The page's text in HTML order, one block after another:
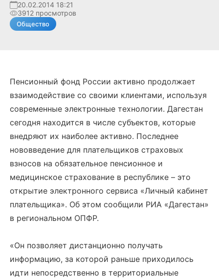
20.02.2014 18:21
3912 просмотров
Общество
Пенсионный фонд России активно продолжает
взаимодействие со своими клиентами, используя
современные электронные технологии. Дагестан
сегодня находится в числе субъектов, которые
внедряют их наиболее активно. Последнее
нововведение для плательщиков страховых
взносов на обязательное пенсионное и
медицинское страхование в республике – это
открытие электронного сервиса «Личный кабинет
плательщика». Об этом сообщили РИА «Дагестан»
в региональном ОПФР.
«Он позволяет дистанционно получать
информацию, за которой раньше приходилось
идти непосредственно в территориальные